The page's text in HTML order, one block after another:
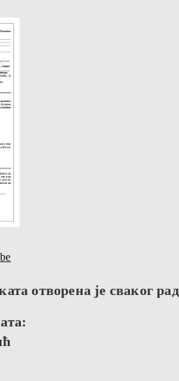
отворена је сваког